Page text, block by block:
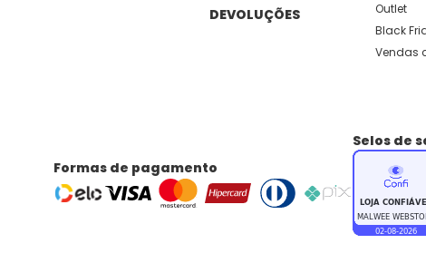
DEVOLUÇÕES
Outlet
Black
Vendas
Formas de pagamento
Selos de